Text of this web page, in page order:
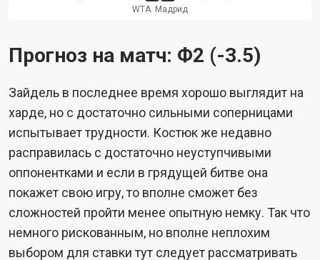
WTA. Мадрид
Прогноз на матч: Ф2 (-3.5)
Зайдель в последнее время хорошо выглядит на
харде, но с достаточно сильными соперницами
испытывает трудности. Костюк же недавно
расправилась с достаточно неуступчивыми
оппонентками и если в грядущей битве она
покажет свою игру, то вполне сможет без
сложностей пройти менее опытную немку. Так что
немного рискованным, но вполне неплохим
выбором для ставки тут следует рассматривать